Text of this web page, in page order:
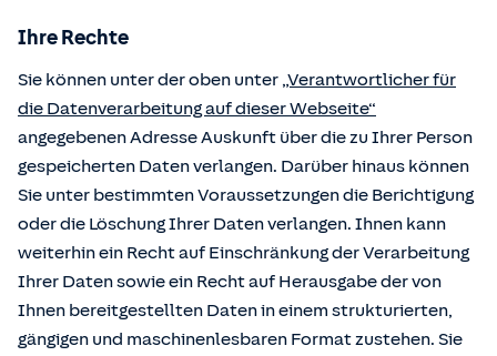
Ihre Rechte
Sie können unter der oben unter „Verantwortlicher für
die Datenverarbeitung auf dieser Webseite“
angegebenen Adresse Auskunft über die zu Ihrer Person
gespeicherten Daten verlangen. Darüber hinaus können
Sie unter bestimmten Voraussetzungen die Berichtigung
oder die Löschung Ihrer Daten verlangen. Ihnen kann
weiterhin ein Recht auf Einschränkung der Verarbeitung
Ihrer Daten sowie ein Recht auf Herausgabe der von
Ihnen bereitgestellten Daten in einem strukturierten,
gängigen und maschinenlesbaren Format zustehen. Sie